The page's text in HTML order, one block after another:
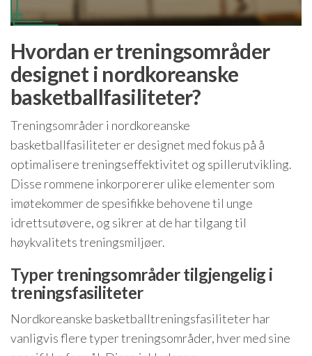
Hvordan er treningsområder
designet i nordkoreanske
basketballfasiliteter?
Treningsområder i nordkoreanske
basketballfasiliteter er designet med fokus på å
optimalisere treningseffektivitet og spillerutvikling.
Disse rommene inkorporerer ulike elementer som
imøtekommer de spesifikke behovene til unge
idrettsutøvere, og sikrer at de har tilgang til
høykvalitets treningsmiljøer.
Typer treningsområder tilgjengelig i
treningsfasiliteter
Nordkoreanske basketballtreningsfasiliteter har
vanligvis flere typer treningsområder, hver med sine